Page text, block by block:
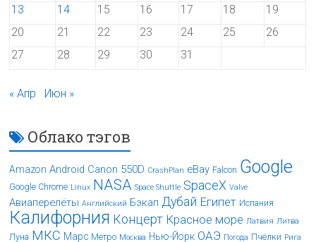
13
14 15 16 17 18
19
20
21 22 23 24 25
26
27
28 29 30 31
« Апр Июн »
Облако тэгов
Amazon Android Canon 550D CrashPlan eBay Falcon Google
Google Chrome Linux NASA Space Shuttle SpaceX Valve
Авиаперелёты Английский Бэкап Дубай Египет Испания
Калифорния Концерт Красное море Латвия Литва
Луна МКС Марс Метро Москва Нью-Йорк ОАЭ Погода Пчёлки Рига